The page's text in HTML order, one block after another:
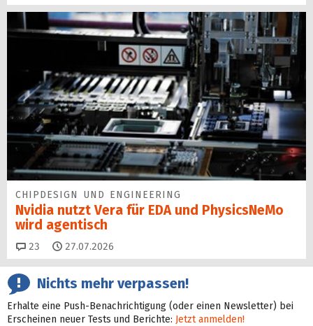
CHIPDESIGN UND ENGINEERING
Nvidia nutzt Vera für EDA und PhysicsNeMo
wird agentisch
23 Kommentare
27.07.2026
Nichts mehr verpassen!
Erhalte eine Push-Benachrichtigung (oder einen Newsletter) bei
Erscheinen neuer Tests und Berichte: Jetzt anmelden!